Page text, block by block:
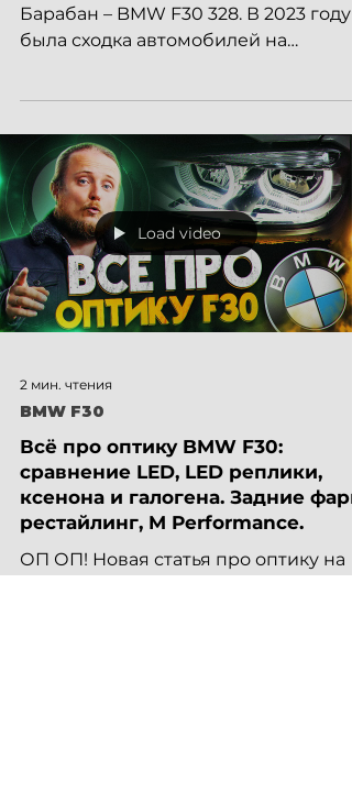
| G30 550i vs M5 F90!
ОП ОП! Новая статья про наш проект
была сходка автомобилей на
Load video
2 мин. чтения
BMW F30
Всё про оптику BMW F30:
сравнение LED, LED реплики,
ксенона и галогена. Задние